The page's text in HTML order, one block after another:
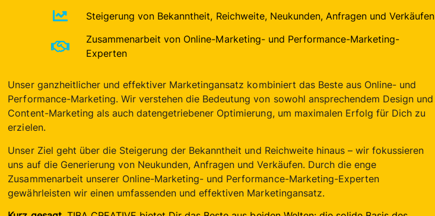
Steigerung von Bekanntheit, Reichweite, Neukunden, Anfragen und Verkäufen
Zusammenarbeit von Online-Marketing- und Performance-Marketing-
Experten
Unser ganzheitlicher und effektiver Marketingansatz kombiniert das Beste aus Online- und
Performance-Marketing. Wir verstehen die Bedeutung von sowohl ansprechendem Design und
Content-Marketing als auch datengetriebener Optimierung, um maximalen Erfolg für Dich zu
erzielen.
Unser Ziel geht über die Steigerung der Bekanntheit und Reichweite hinaus – wir fokussieren
uns auf die Generierung von Neukunden, Anfragen und Verkäufen. Durch die enge
Zusammenarbeit unserer Online-Marketing- und Performance-Marketing-Experten
gewährleisten wir einen umfassenden und effektiven Marketingansatz.